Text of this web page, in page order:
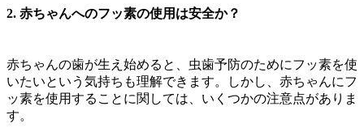
2. 赤ちゃんへのフッ素の使用は安全か？
赤ちゃんの歯が生え始めると、虫歯予防のためにフッ素を使
いたいという気持ちも理解できます。しかし、赤ちゃんにフ
ッ素を使用することに関しては、いくつかの注意点がありま
す。